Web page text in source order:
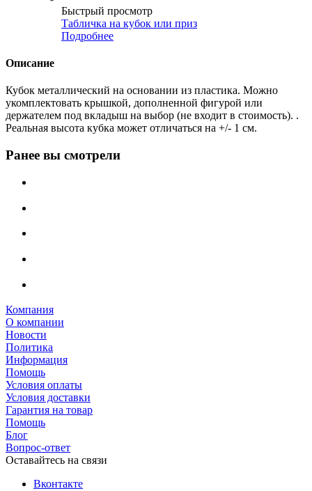
Быстрый просмотр
Табличка на кубок или приз
Подробнее
Описание
Кубок металлический на основании из пластика. Можно
укомплектовать крышкой, дополненной фигурой или
держателем под вкладыш на выбор (не входит в стоимость). .
Реальная высота кубка может отличаться на +/- 1 см.
Ранее вы смотрели
Компания
О компании
Новости
Политика
Информация
Помощь
Условия оплаты
Условия доставки
Гарантия на товар
Помощь
Блог
Вопрос-ответ
Оставайтесь на связи
Вконтакте